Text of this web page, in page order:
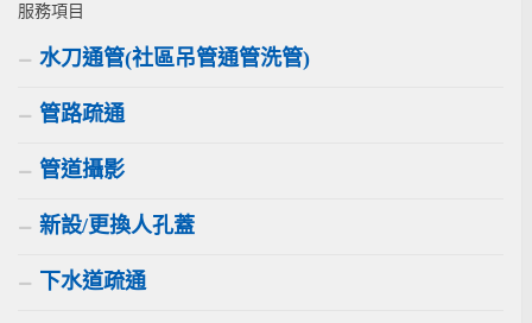
服務項目
水刀通管(社區吊管通管洗管)
管路疏通
管道攝影
新設/更換人孔蓋
下水道疏通